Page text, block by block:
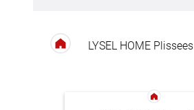
LYSEL HOME Plissees